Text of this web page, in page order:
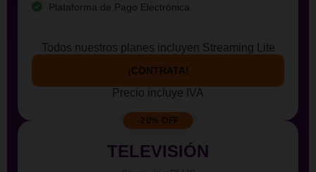
Plataforma de Pago Electrónica
Todos nuestros planes incluyen Streaming Lite
¡CONTRATA!
Precio incluye IVA
-20% OFF
TELEVISIÓN